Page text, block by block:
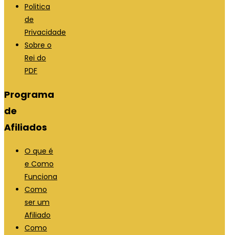
Politica
de
Privacidade
Sobre o
Rei do
PDF
Programa
de
Afiliados
O que é
e Como
Funciona
Como
ser um
Afiliado
Como